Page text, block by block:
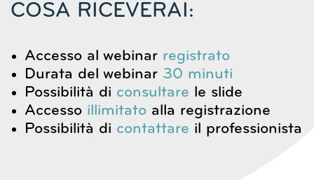
COSA RICEVERAI:
Accesso al webinar registrato
Durata del webinar 30 minuti
Possibilità di consultare le slide
Accesso illimitatoalla registrazione
Possibilità di contattare il professionista